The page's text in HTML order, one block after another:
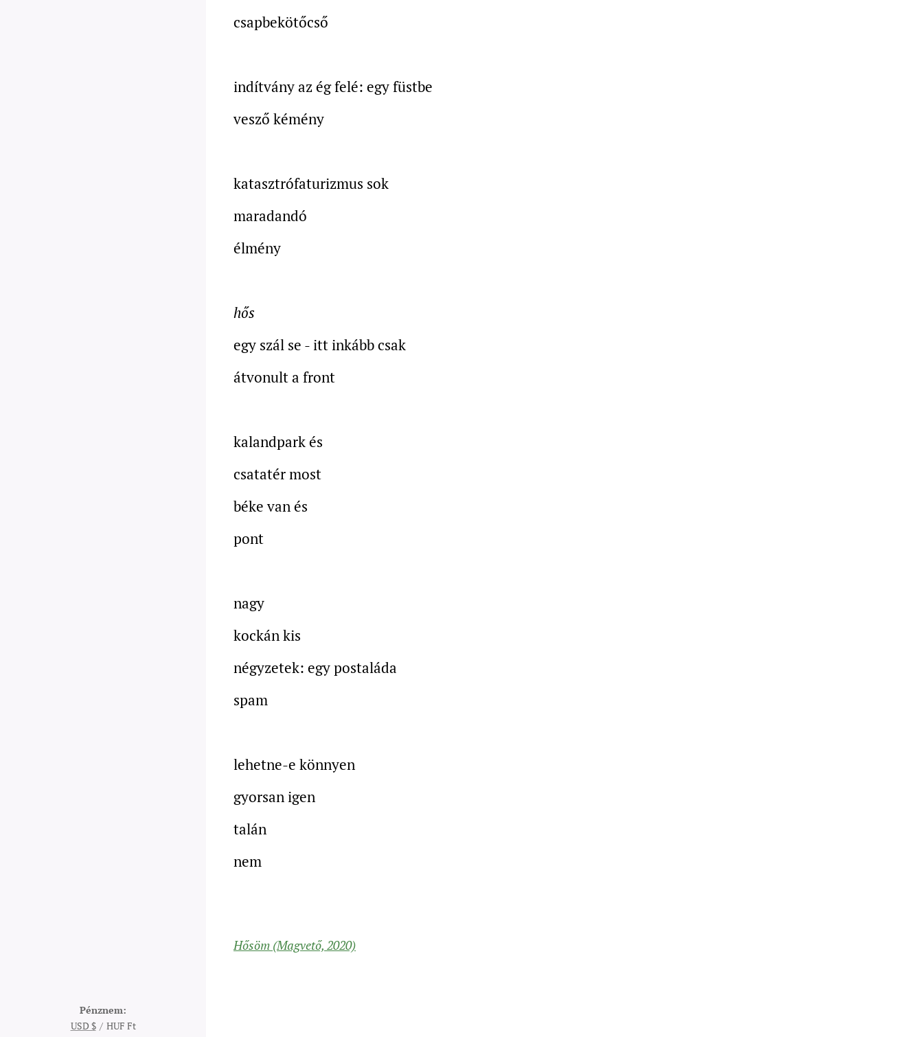
csapbekötőcső
indítvány az ég felé: egy füstbe
vesző kémény
katasztrófaturizmus sok
maradandó
élmény
hős
egy szál se - itt inkább csak
átvonult a front
kalandpark és
csatatér most
béke van és
pont
nagy
kockán kis
négyzetek: egy postaláda
spam
lehetne-e könnyen
gyorsan igen
talán
nem
Hősöm (Magvető, 2020)
Pénznem
USD $
HUF Ft